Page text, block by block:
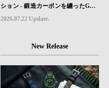
ション - 鍛造カーボンを纏ったGMT
ウォッチ「TRAILTREKKER CARB
2026.07.22 Update.
New Release